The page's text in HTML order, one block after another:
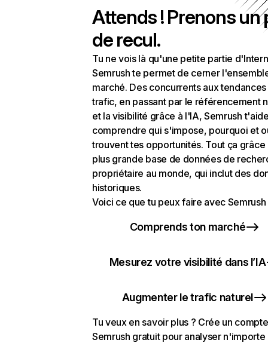
Attends ! Prenons un
de recul.
Tu ne vois là qu'une petite partie
Semrush te permet de cerner
marché. Des concurrents aux
trafic, en passant par le référencement
et la visibilité grâce à l'IA, Semrush
comprendre qui s'impose, pourquoi et
trouvent tes opportunités. Tout ça grâce
plus grande base de données de
propriétaire au monde, qui inclut des
historiques.
Voici ce que tu peux faire avec Semrush
Comprends ton marché
Mesurez votre visibilité dans l’IA
Augmenter le trafic naturel
Tu veux en savoir plus ? Crée un compte
Semrush gratuit pour analyser n'importe